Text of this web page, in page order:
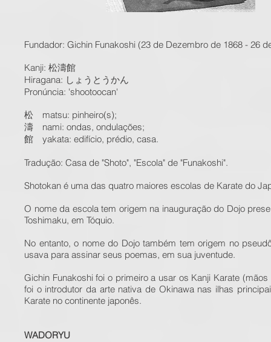
Fundador: Gichin Funakoshi (23 de Dezembro de 1868 - 26
Kanji: 松濤館
Hiragana: しょうとうかん
Pronúncia: 'shootoocan'
松 matsu: pinheiro(s);
濤 nami: ondas, ondulações;
館 yakata: edifício, prédio, casa.
Tradução: Casa de "Shoto", "Escola" de "Funakoshi".
Shotokan é uma das quatro maiores escolas de Karate do
O nome da escola tem origem na inauguração do Dojo
Toshimaku, em Tóquio.
No entanto, o nome do Dojo também tem origem no
usava para assinar seus poemas, em sua juventude.
Gichin Funakoshi foi o primeiro a usar os Kanji Karate
foi o introdutor da arte nativa de Okinawa nas ilhas
Karate no continente japonês.
WADORYU